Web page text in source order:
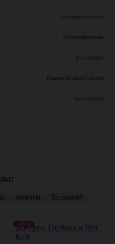
Купажированный
Великобритания
Шотландия
Diageo Scotland Limited
Золотистый
Новинки Со скидкой
-15%
♡